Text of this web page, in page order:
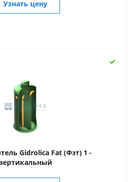
Узнать цену
Gidrolica Fat (Фэт) 1 -